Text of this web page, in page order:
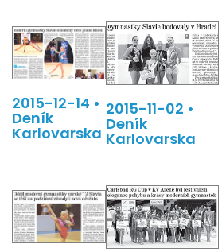
2015-12-14 •
Deník
Karlovarska
2015-11-02 •
Deník
Karlovarska